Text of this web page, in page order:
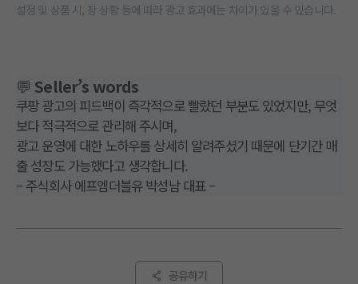
설정 및 상품 시, 장 상황 등에 따라 광고 효과에는 차이가 있을 수 있습니다.
💬 Seller’s words
쿠팡 광고의 피드백이 즉각적으로 빨랐던 부분도 있었지만, 무엇
보다 적극적으로 관리해 주시며,
광고 운영에 대한 노하우를 상세히 알려주셨기 때문에 단기간 매
출 성장도 가능했다고 생각합니다.
– 주식회사 에프엠더블유 박성남 대표 –
공유하기